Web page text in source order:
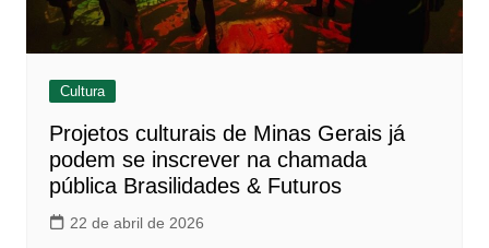
Cultura
Projetos culturais de Minas Gerais já
podem se inscrever na chamada
pública Brasilidades & Futuros
22 de abril de 2026